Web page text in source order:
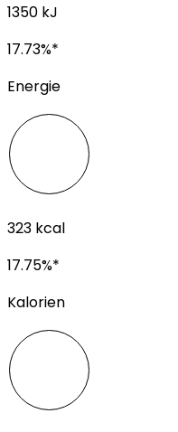
1350 kJ
17.73%*
Energie
323 kcal
17.75%*
Kalorien